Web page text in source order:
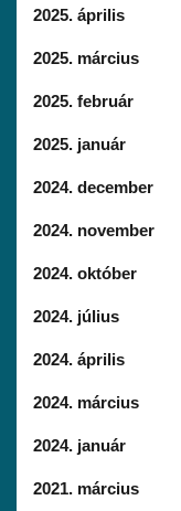
2025. április
2025. március
2025. február
2025. január
2024. december
2024. november
2024. október
2024. július
2024. április
2024. március
2024. január
2021. március